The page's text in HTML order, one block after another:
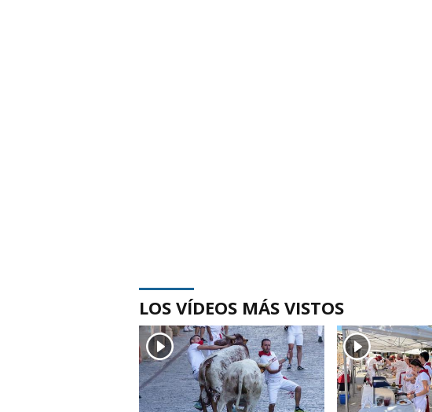
LOS VÍDEOS MÁS VISTOS